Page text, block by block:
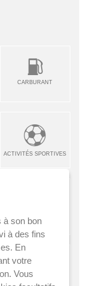
CARBURANT
ACTIVITÉS SPORTIVES
ENFANCE JEUNESSE
AGRICULTEURS
à son bon
à des fins
En
votre
Vous